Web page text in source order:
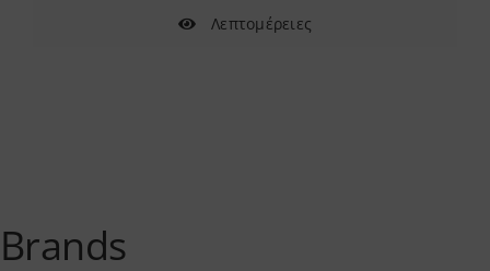
Λεπτομέρειες
Brands